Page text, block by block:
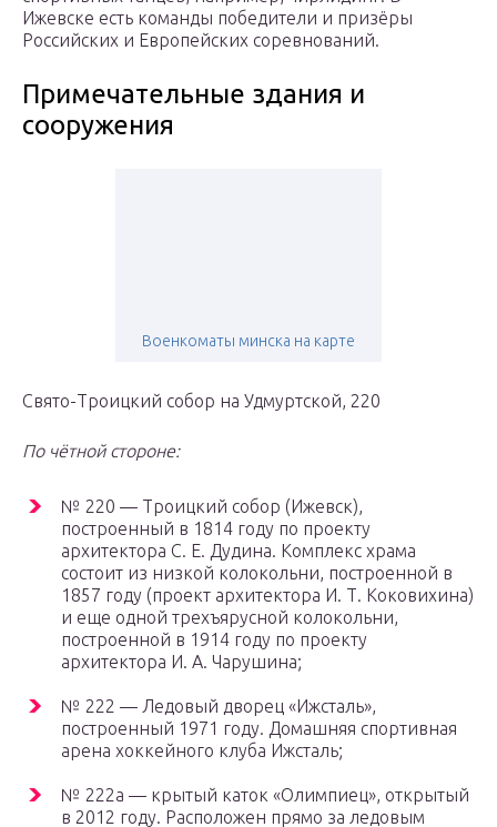
Ижевске есть команды победители и призёры
Российских и Европейских соревнований.
Примечательные здания и
сооружения
Военкоматы минска на карте
Свято-Троицкий собор на Удмуртской, 220
По чётной стороне:
№ 220 — Троицкий собор (Ижевск),
построенный в 1814 году по проекту
архитектора С. Е. Дудина. Комплекс храма
состоит из низкой колокольни, построенной в
1857 году (проект архитектора И. Т. Коковихина)
и еще одной трехъярусной колокольни,
построенной в 1914 году по проекту
архитектора И. А. Чарушина;
№ 222 — Ледовый дворец «Ижсталь»,
построенный 1971 году. Домашняя спортивная
арена хоккейного клуба Ижсталь;
№ 222а — крытый каток «Олимпиец», открытый
в 2012 году. Расположен прямо за ледовым